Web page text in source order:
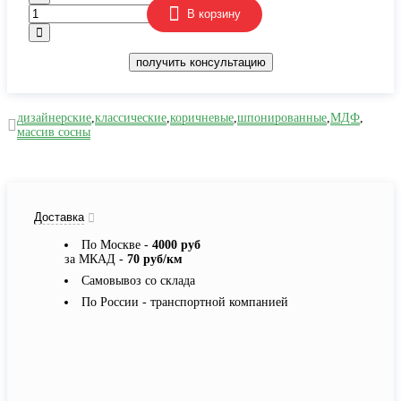
В корзину
получить консультацию
дизайнерские,классические,коричневые,шпонированные,МДФ,
массив сосны
Доставка
По Москве - 4000 руб
за МКАД - 70 руб/км
Самовывоз со склада
По России - транспортной компанией